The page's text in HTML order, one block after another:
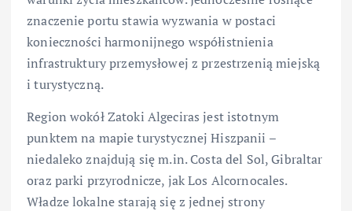
znaczenie portu stawia wyzwania w postaci
konieczności harmonijnego współistnienia
infrastruktury przemysłowej z przestrzenią miejską
i turystyczną.
Region wokół Zatoki Algeciras jest istotnym
punktem na mapie turystycznej Hiszpanii –
niedaleko znajdują się m.in. Costa del Sol, Gibraltar
oraz parki przyrodnicze, jak Los Alcornocales.
Władze lokalne starają się z jednej strony